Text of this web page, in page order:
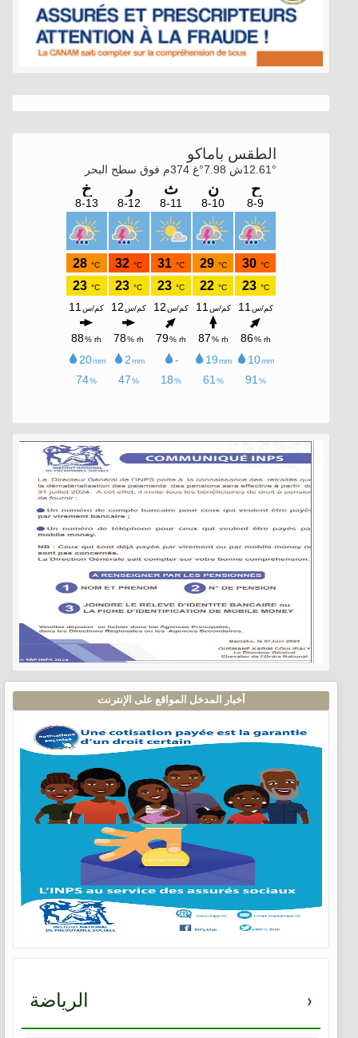
أخبار المدخل المواقع على الإنترنت
الرياضة ›